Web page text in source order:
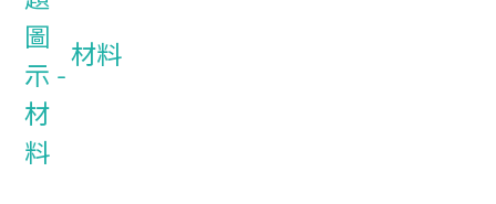
材料